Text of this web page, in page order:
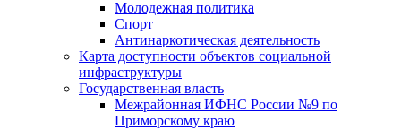
Молодежная политика
Спорт
Антинаркотическая деятельность
Карта доступности объектов социальной
инфраструктуры
Государственная власть
Межрайонная ИФНС России №9 по
Приморскому краю